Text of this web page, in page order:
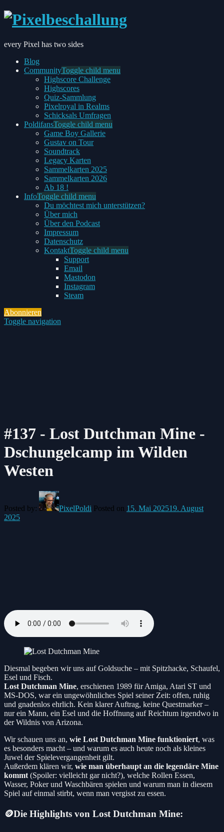
every Pixel has two sides
Blog
CommunityToggle child menu
Highscore Challenge
Highscores
Quiz-Sammlung
Pixelroyal in Realms
Schicksals Umfragen
PoldifansToggle child menu
Game Boy Gallerie
Gustav on Tour
Soundtrack
Legacy Karten
Sammelkarten 2025
Sammelkarten 2026
Ab 18 !
InfoToggle child menu
Du möchtest mich unterstützen?
Über mich
Über den Podcast
Impressum
Datenschutz
KontaktToggle child menu
Support
Email
Mastodon
Instagram
Steam
Abonnieren
Toggle navigation
#137 - Lost Dutchman Mine -
Dschungelcamp im Wilden
Westen
Posted by: PixelPoldi Posted on 15. Mai 202519. August
2025
Diesmal begeben wir uns auf Goldsuche – mit Spitzhacke, Schaufel,
Esel und Fisch.
Lost Dutchman Mine, erschienen 1989 für Amiga, Atari ST und
MS-DOS, war ein ungewöhnliches Spiel seiner Zeit: offen, ruhig
und gnadenlos ehrlich. Kein klarer Auftrag, keine Questmarker –
nur ein Mann, ein Esel und die Hoffnung auf Reichtum irgendwo in
der Wildnis von Arizona.
Wir schauen uns an, wie Lost Dutchman Mine funktioniert, was
es besonders macht – und warum es auch heute noch als kleines
Juwel der Spielevergangenheit gilt.
Außerdem klären wir, wie man überhaupt an die legendäre Mine
kommt (Spoiler: vielleicht gar nicht?), welche Rollen Essen,
Wasser, Poker und Waschbären spielen und warum man in diesem
Spiel auf einmal stirbt, wenn man vergisst zu essen.
🪙Die Highlights von Lost Dutchman Mine: